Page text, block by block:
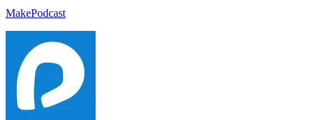
MakePodcast